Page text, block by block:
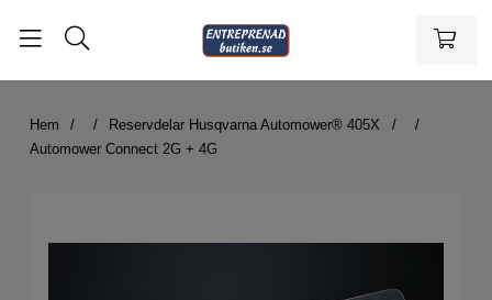
Hem
Reservdelar Husqvarna Automower® 405X
Automower Connect 2G + 4G